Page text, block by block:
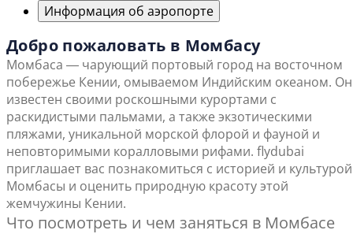
Информация об аэропорте
Добро пожаловать в Момбасу
Момбаса ― чарующий портовый город на восточном
побережье Кении, омываемом Индийским океаном. Он
известен своими роскошными курортами с
раскидистыми пальмами, а также экзотическими
пляжами, уникальной морской флорой и фауной и
неповторимыми коралловыми рифами. flydubai
приглашает вас познакомиться с историей и культурой
Момбасы и оценить природную красоту этой
жемчужины Кении.
Что посмотреть и чем заняться в Момбасе